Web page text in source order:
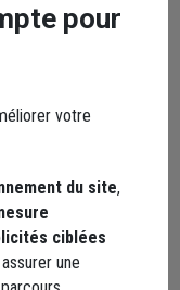
calcaire rose
- Sac 25 kg
1
pour
votre
du site,
ciblées
une